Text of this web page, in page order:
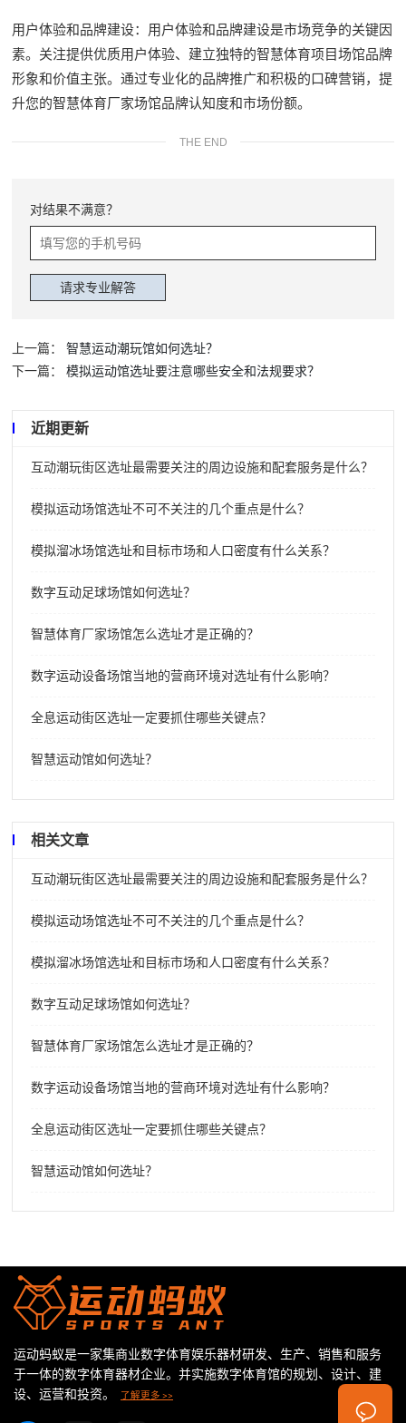
用户体验和品牌建设：用户体验和品牌建设是市场竞争的关键因
素。关注提供优质用户体验、建立独特的智慧体育项目场馆品牌
形象和价值主张。通过专业化的品牌推广和积极的口碑营销，提
升您的智慧体育厂家场馆品牌认知度和市场份额。
THE END
对结果不满意？
上一篇：
智慧运动潮玩馆如何选址？
下一篇：
模拟运动馆选址要注意哪些安全和法规要求？
近期更新
互动潮玩街区选址最需要关注的周边设施和配套服务是什么？
模拟运动场馆选址不可不关注的几个重点是什么？
模拟溜冰场馆选址和目标市场和人口密度有什么关系？
数字互动足球场馆如何选址？
智慧体育厂家场馆怎么选址才是正确的？
数字运动设备场馆当地的营商环境对选址有什么影响？
全息运动街区选址一定要抓住哪些关键点？
智慧运动馆如何选址？
相关文章
互动潮玩街区选址最需要关注的周边设施和配套服务是什么？
模拟运动场馆选址不可不关注的几个重点是什么？
模拟溜冰场馆选址和目标市场和人口密度有什么关系？
数字互动足球场馆如何选址？
智慧体育厂家场馆怎么选址才是正确的？
数字运动设备场馆当地的营商环境对选址有什么影响？
全息运动街区选址一定要抓住哪些关键点？
智慧运动馆如何选址？
运动蚂蚁是一家集商业数字体育娱乐器材研发、生产、销售和服务
于一体的数字体育器材企业。并实施数字体育馆的规划、设计、建
设、运营和投资。
了解更多 >>